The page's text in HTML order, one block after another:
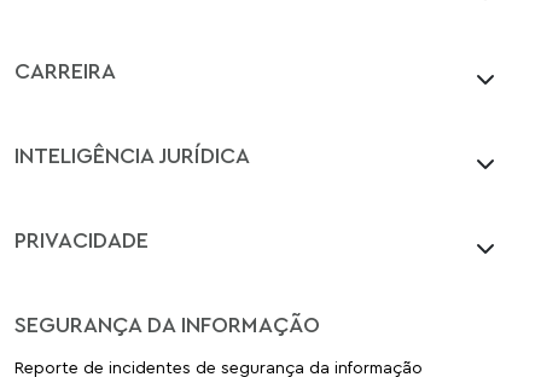
CARREIRA
INTELIGÊNCIA JURÍDICA
PRIVACIDADE
SEGURANÇA DA INFORMAÇÃO
Reporte de incidentes de segurança da informação